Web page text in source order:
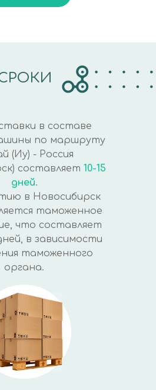
в составе
по маршруту
(Иу) - Россия
составляет 10-15
дней.
в Новосибирск
таможенное
что составляет
в зависимости
таможенного
органа.